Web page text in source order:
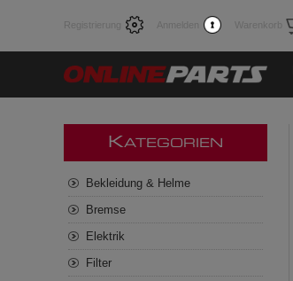
Registrierung Anmelden Warenkorb
KATEGORIEN
Bekleidung & Helme
Bremse
Elektrik
Filter